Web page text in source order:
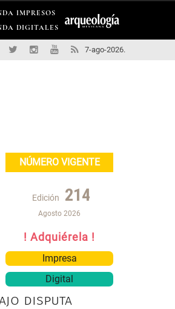
IMPRESOS
DIGITALES
7-ago-2026.
NÚMERO VIGENTE
Edición 214
Agosto 2026
! Adquiérela !
Impresa
Digital
disputa